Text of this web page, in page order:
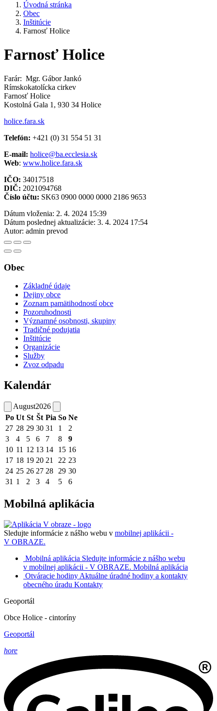
Úvodná stránka
Obec
Inštitúcie
Farnosť Holice
Farnosť Holice
Farár: Mgr. Gábor Jankó
Rímskokatolícka cirkev
Farnosť Holice
Kostolná Gala 1, 930 34 Holice
holice.fara.sk
Telefón: +421 (0) 31 554 51 31
E-mail: holice@ba.ecclesia.sk
Web: www.holice.fara.sk
IČO: 34017518
DIČ: 2021094768
Číslo účtu: SK63 0900 0000 0000 2186 9653
Dátum vloženia: 2. 4. 2024 15:39
Dátum poslednej aktualizácie: 3. 4. 2024 17:54
Autor: admin prevod
Obec
Základné údaje
Dejiny obce
Zoznam pamätihodností obce
Pozoruhodnosti
Významné osobnosti, skupiny
Tradičné podujatia
Inštitúcie
Organizácie
Služby
Zvoz odpadu
Kalendár
August2026
Po Ut St Št Pia So Ne
27 28 29 30 31 1
2
3
4 5 6 7 8
9
10 11 12 13 14 15 16
17 18 19 20 21 22 23
24 25 26 27 28 29 30
31 1 2 3 4 5 6
Mobilná aplikácia
Sledujte informácie z nášho webu v mobilnej aplikácii -
V OBRAZE.
Mobilná aplikácia Sledujte informácie z nášho webu
v mobilnej aplikácii - V OBRAZE. Mobilná aplikácia
Otváracie hodiny Aktuálne úradné hodiny a kontakty
obecného úradu Kontakty
Geoportál
Obce Holice - cintoríny
Geoportál
hore